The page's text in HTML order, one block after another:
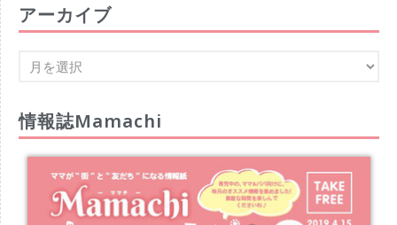
アーカイブ
情報誌Mamachi